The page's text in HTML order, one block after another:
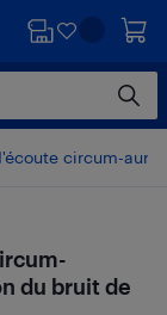
circum-
du bruit de